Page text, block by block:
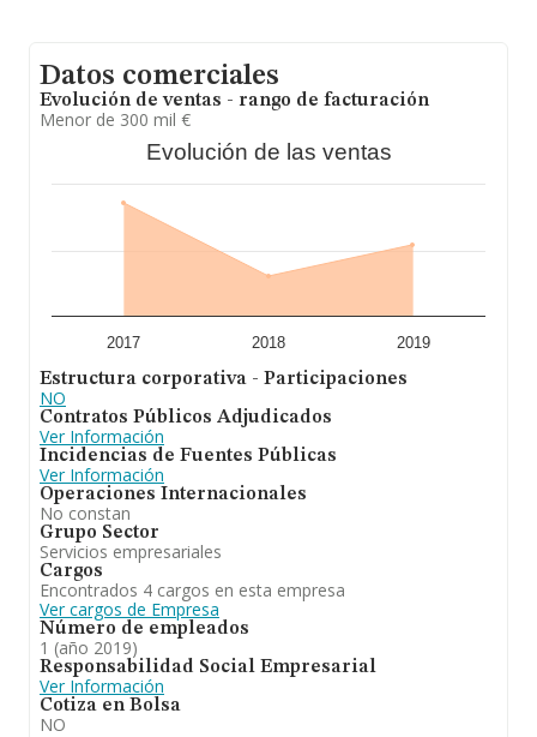
Datos comerciales
Evolución de ventas - rango de facturación
Menor de 300 mil €
Evolución de las ventas
2017 2018 2019
Estructura corporativa - Participaciones
NO
Contratos Públicos Adjudicados
Ver Información
Incidencias de Fuentes Públicas
Ver Información
Operaciones Internacionales
No constan
Grupo Sector
Servicios empresariales
Cargos
Encontrados 4 cargos en esta empresa
Ver cargos de Empresa
Número de empleados
1 (año 2019)
Responsabilidad Social Empresarial
Ver Información
Cotiza en Bolsa
NO